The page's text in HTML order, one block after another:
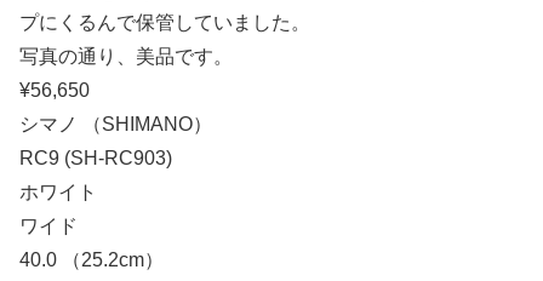
プにくるんで保管していました。
写真の通り、美品です。
¥56,650
シマノ （SHIMANO）
RC9 (SH-RC903)
ホワイト
ワイド
40.0 （25.2cm）